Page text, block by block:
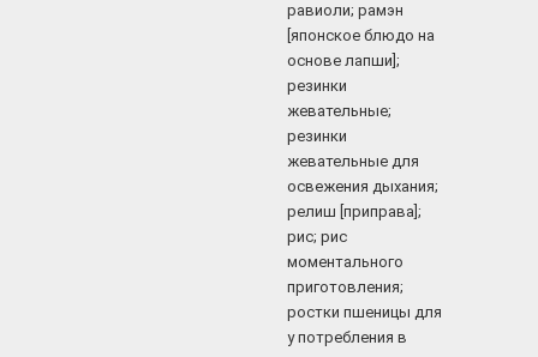
равиоли; рамэн
[японское блюдо на
основе лапши];
резинки
жевательные;
резинки
жевательные для
освежения дыхания;
релиш [приправа];
рис; рис
моментального
приготовления;
ростки пшеницы для
у потребления в